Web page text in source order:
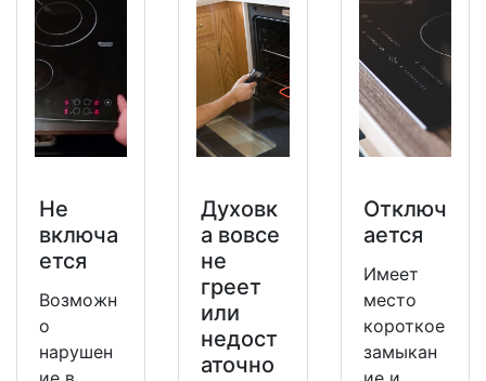
Не
включа
ется
Возможн
о
нарушен
Духовк
а вовсе
не
греет
или
недост
аточно
Отключ
ается
Имеет
место
короткое
замыкан